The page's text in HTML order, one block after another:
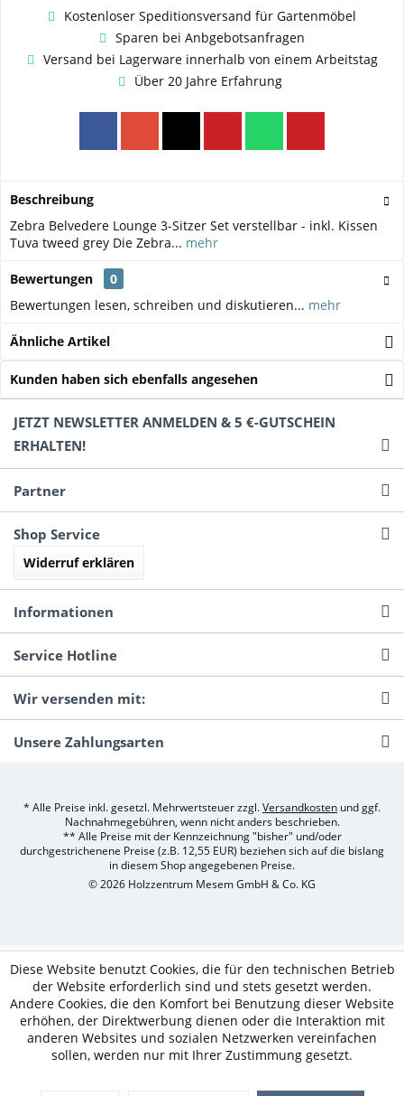
Kostenloser Speditionsversand für Gartenmöbel
Sparen bei Anbgebotsanfragen
Versand bei Lagerware innerhalb von einem Arbeitstag
Über 20 Jahre Erfahrung
Beschreibung
Zebra Belvedere Lounge 3-Sitzer Set verstellbar - inkl. Kissen
Tuva tweed grey Die Zebra... mehr
Bewertungen
0
Bewertungen lesen, schreiben und diskutieren... mehr
Ähnliche Artikel
Kunden haben sich ebenfalls angesehen
JETZT NEWSLETTER ANMELDEN & 5 €-GUTSCHEIN
ERHALTEN!
Partner
Shop Service
Widerruf erklären
Informationen
Service Hotline
Wir versenden mit:
Unsere Zahlungsarten
* Alle Preise inkl. gesetzl. Mehrwertsteuer zzgl.Versandkosten und ggf.
Nachnahmegebühren, wenn nicht anders beschrieben.
** Alle Preise mit der Kennzeichnung "bisher" und/oder
durchgestrichenene Preise (z.B. 12,55 EUR) beziehen sich auf die bislang
in diesem Shop angegebenen Preise.
© 2026 Holzzentrum Mesem GmbH & Co. KG
Diese Website benutzt Cookies, die für den technischen Betrieb
der Website erforderlich sind und stets gesetzt werden.
Andere Cookies, die den Komfort bei Benutzung dieser Website
erhöhen, der Direktwerbung dienen oder die Interaktion mit
anderen Websites und sozialen Netzwerken vereinfachen
sollen, werden nur mit Ihrer Zustimmung gesetzt.